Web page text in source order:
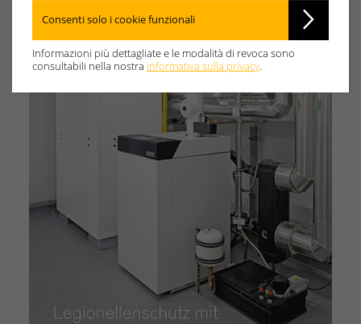
Consenti solo i cookie funzionali
Informazioni più dettagliate e le modalità di revoca sono
consultabili nella nostra informativa sulla privacy.